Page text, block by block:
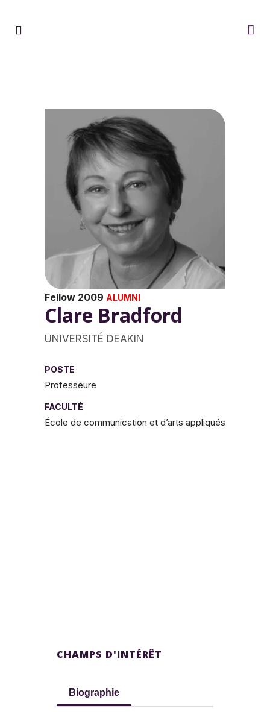
Fellow 2009 ALUMNI
Clare Bradford
UNIVERSITÉ DEAKIN
POSTE
Professeure
FACULTÉ
École de communication et d’arts appliqués
CHAMPS D'INTÉRÊT
Biographie